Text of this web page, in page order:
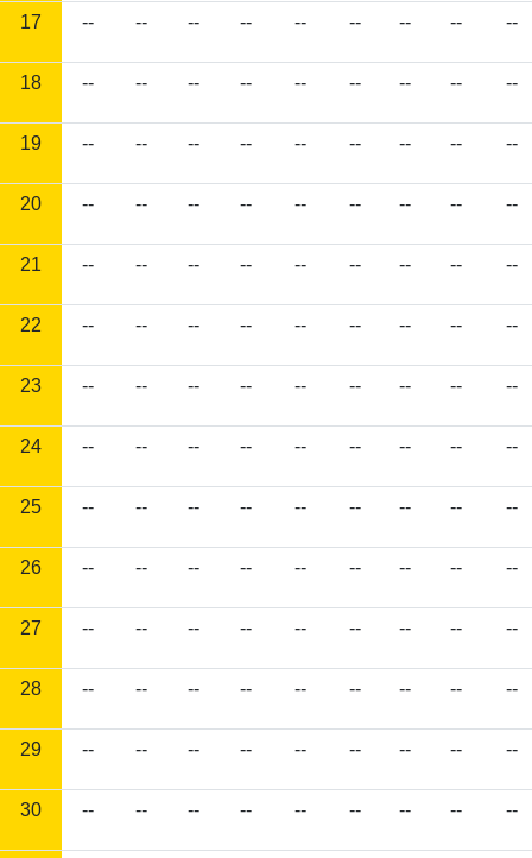
17 -- -- -- -- -- -- -- -- --
18 -- -- -- -- -- -- -- -- --
19 -- -- -- -- -- -- -- -- --
20 -- -- -- -- -- -- -- -- --
21 -- -- -- -- -- -- -- -- --
22 -- -- -- -- -- -- -- -- --
23 -- -- -- -- -- -- -- -- --
24 -- -- -- -- -- -- -- -- --
25 -- -- -- -- -- -- -- -- --
26 -- -- -- -- -- -- -- -- --
27 -- -- -- -- -- -- -- -- --
28 -- -- -- -- -- -- -- -- --
29 -- -- -- -- -- -- -- -- --
30 -- -- -- -- -- -- -- -- --